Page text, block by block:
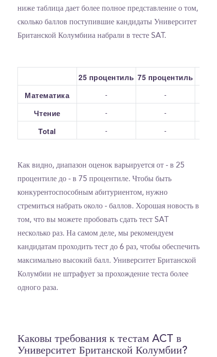
ниже таблица дает более полное представление о том,
сколько баллов поступившие кандидаты Университет
Британской Колумбииа набрали в тесте SAT.
25 процентиль 75 процентиль
Математика
- -
Чтение - -
Total - -
Как видно, диапазон оценок варьируется от - в 25
процентиле до - в 75 процентиле. Чтобы быть
конкурентоспособным абитуриентом, нужно
стремиться набрать около - баллов. Хорошая новость в
том, что вы можете пробовать сдать тест SAT
несколько раз. На самом деле, мы рекомендуем
кандидатам проходить тест до 6 раз, чтобы обеспечить
максимально высокий балл. Университет Британской
Колумбии не штрафует за прохождение теста более
одного раза.
Каковы требования к тестам ACT в
Университет Британской Колумбии?